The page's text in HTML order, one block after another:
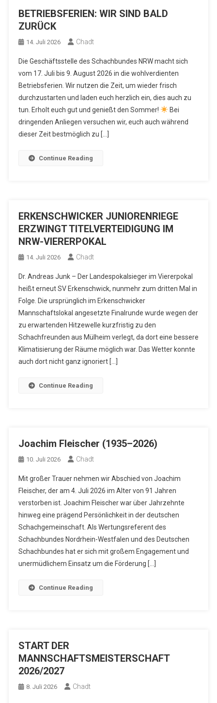
BETRIEBSFERIEN: WIR SIND BALD
ZURÜCK
14. Juli 2026 Chadt
Die Geschäftsstelle des Schachbundes NRW macht sich
vom 17. Juli bis 9. August 2026 in die wohlverdienten
Betriebsferien. Wir nutzen die Zeit, um wieder frisch
durchzustarten und laden euch herzlich ein, dies auch zu
tun. Erholt euch gut und genießt den Sommer!
Bei
dringenden Anliegen versuchen wir, euch auch während
dieser Zeit bestmöglich zu […]
Continue Reading
ERKENSCHWICKER JUNIORENRIEGE
ERZWINGT TITELVERTEIDIGUNG IM
NRW-VIERERPOKAL
14. Juli 2026 Chadt
Dr. Andreas Junk – Der Landespokalsieger im Viererpokal
heißt erneut SV Erkenschwick, nunmehr zum dritten Mal in
Folge. Die ursprünglich im Erkenschwicker
Mannschaftslokal angesetzte Finalrunde wurde wegen der
zu erwartenden Hitzewelle kurzfristig zu den
Schachfreunden aus Mülheim verlegt, da dort eine bessere
Klimatisierung der Räume möglich war. Das Wetter konnte
auch dort nicht ganz ignoriert […]
Continue Reading
Joachim Fleischer (1935–2026)
10. Juli 2026 Chadt
Mit großer Trauer nehmen wir Abschied von Joachim
Fleischer, der am 4. Juli 2026 im Alter von 91 Jahren
verstorben ist. Joachim Fleischer war über Jahrzehnte
hinweg eine prägend Persönlichkeit in der deutschen
Schachgemeinschaft. Als Wertungsreferent des
Schachbundes Nordrhein-Westfalen und des Deutschen
Schachbundes hat er sich mit großem Engagement und
unermüdlichem Einsatz um die Förderung […]
Continue Reading
START DER
MANNSCHAFTSMEISTERSCHAFT
2026/2027
8. Juli 2026 Chadt